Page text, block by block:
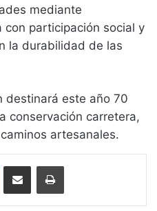
mediante
participación social y
la durabilidad de las
destinará este año 70
conservación carretera,
artesanales.
Compartir vía email Imprimir